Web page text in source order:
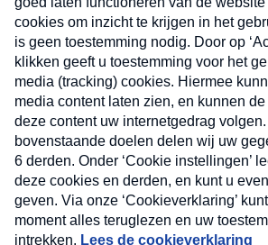
Nieuwsbrief
Neem hier een gratis abonnement
nieuwsbrief. Elke vrijdag- en